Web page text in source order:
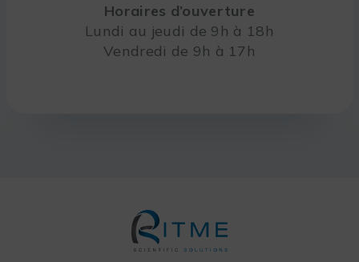
Horaires d’ouverture
Lundi au jeudi de 9h à 18h
Vendredi de 9h à 17h